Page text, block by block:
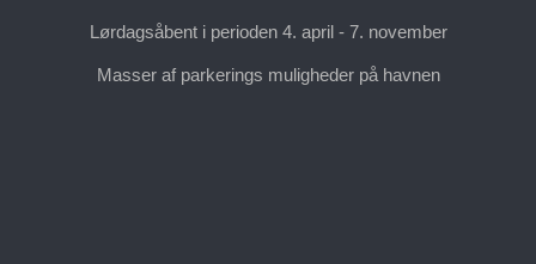
Lørdagsåbent i perioden 4. april - 7. november
Masser af parkerings muligheder på havnen